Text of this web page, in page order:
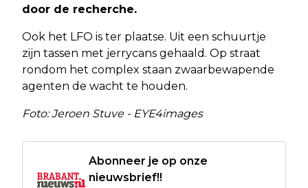
door de recherche.
Ook het LFO is ter plaatse. Uit een schuurtje
zijn tassen met jerrycans gehaald. Op straat
rondom het complex staan zwaarbewapende
agenten de wacht te houden.
Foto: Jeroen Stuve - EYE4images
Abonneer je op onze
nieuwsbrief!!